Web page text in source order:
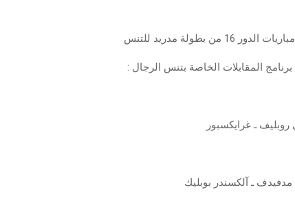
16 من بطولة مدريد للتنس
المقابلات الخاصة بتنس الرجال :